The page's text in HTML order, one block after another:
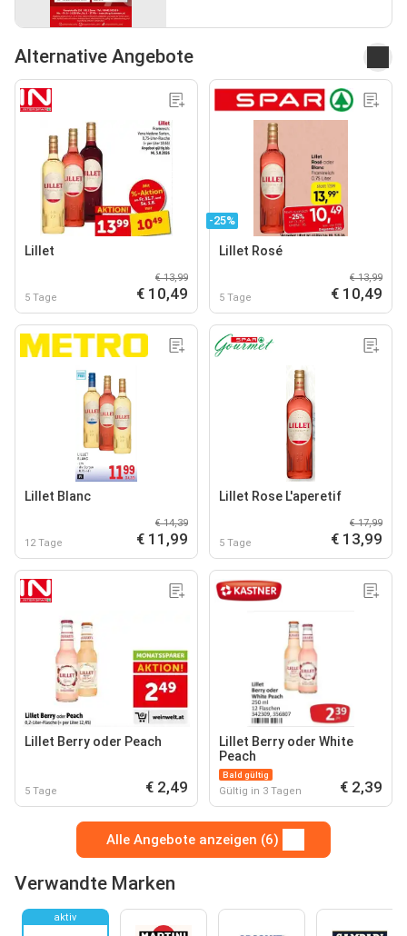
Alternative Angebote
Lillet
5 Tage
€ 13,99
€ 10,49
-25%
Lillet Rosé
5 Tage
€ 13,99
€ 10,49
Lillet Blanc
12 Tage
€ 14,39
€ 11,99
Lillet Rose L'aperetif
5 Tage
€ 17,99
€ 13,99
Lillet Berry oder Peach
5 Tage € 2,49
Lillet Berry oder White
Peach
Bald gültig
Gültig in 3 Tagen € 2,39
Alle Angebote anzeigen (6)
Verwandte Marken
aktiv